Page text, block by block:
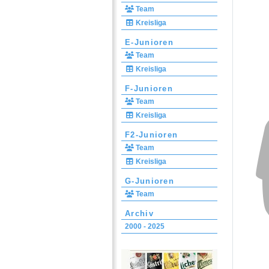
Team
Kreisliga
E-Junioren
Team
Kreisliga
F-Junioren
Team
Kreisliga
F2-Junioren
Team
Kreisliga
G-Junioren
Team
Archiv
2000 - 2025